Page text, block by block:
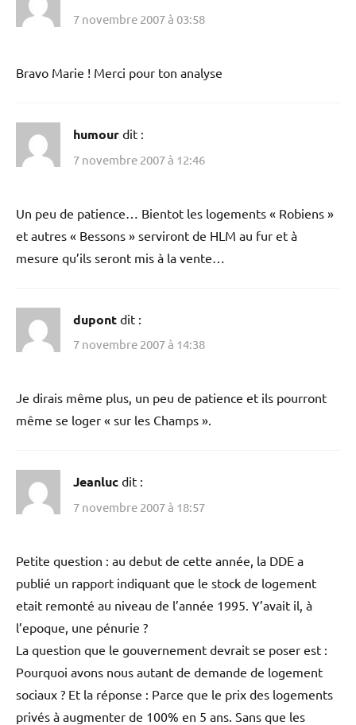
7 novembre 2007 à 03:58
Bravo Marie ! Merci pour ton analyse
humour dit :
7 novembre 2007 à 12:46
Un peu de patience… Bientot les logements « Robiens »
et autres « Bessons » serviront de HLM au fur et à
mesure qu’ils seront mis à la vente…
dupont dit :
7 novembre 2007 à 14:38
Je dirais même plus, un peu de patience et ils pourront
même se loger « sur les Champs ».
Jeanluc dit :
7 novembre 2007 à 18:57
Petite question : au debut de cette année, la DDE a
publié un rapport indiquant que le stock de logement
etait remonté au niveau de l’année 1995. Y’avait il, à
l’epoque, une pénurie ?
La question que le gouvernement devrait se poser est :
Pourquoi avons nous autant de demande de logement
sociaux ? Et la réponse : Parce que le prix des logements
privés à augmenter de 100% en 5 ans. Sans que les